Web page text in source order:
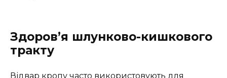
Здоров’я шлунково-кишкового
тракту
Відвар кропу часто використовують для